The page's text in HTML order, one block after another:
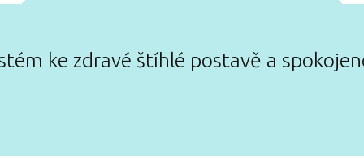
ke zdravé štíhlé postavě a